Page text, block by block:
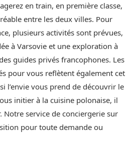
en train, en première classe,
entre les deux villes. Pour
plusieurs activités sont prévues,
à Varsovie et une exploration à
guides privés francophones. Les
pour vous reflètent également cet
l’envie vous prend de découvrir le
initier à la cuisine polonaise, il
service de conciergerie sur
pour toute demande ou